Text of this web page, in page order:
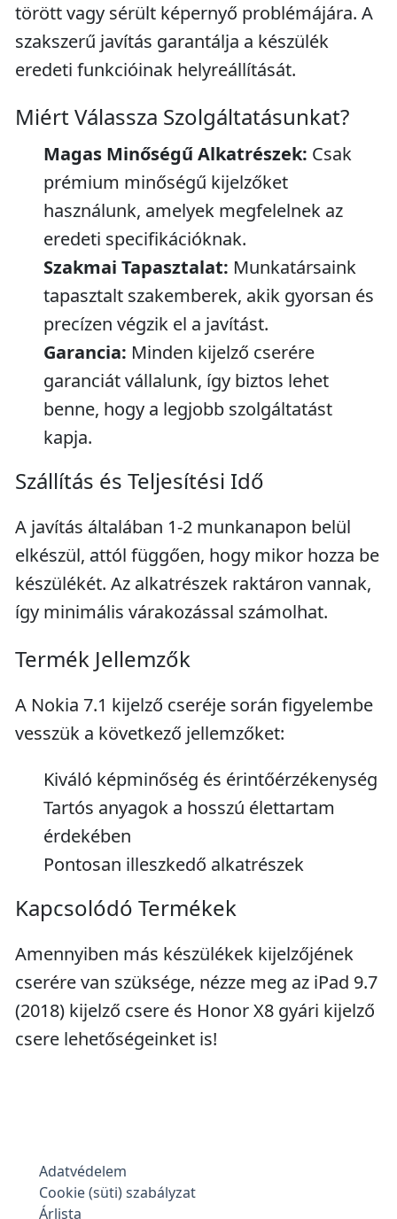
törött vagy sérült képernyő problémájára. A
szakszerű javítás garantálja a készülék
eredeti funkcióinak helyreállítását.
Miért Válassza Szolgáltatásunkat?
Magas Minőségű Alkatrészek: Csak
prémium minőségű kijelzőket
használunk, amelyek megfelelnek az
eredeti specifikációknak.
Szakmai Tapasztalat: Munkatársaink
tapasztalt szakemberek, akik gyorsan és
precízen végzik el a javítást.
Garancia: Minden kijelző cserére
garanciát vállalunk, így biztos lehet
benne, hogy a legjobb szolgáltatást
kapja.
Szállítás és Teljesítési Idő
A javítás általában 1-2 munkanapon belül
elkészül, attól függően, hogy mikor hozza be
készülékét. Az alkatrészek raktáron vannak,
így minimális várakozással számolhat.
Termék Jellemzők
A Nokia 7.1 kijelző cseréje során figyelembe
vesszük a következő jellemzőket:
Kiváló képminőség és érintőérzékenység
Tartós anyagok a hosszú élettartam
érdekében
Pontosan illeszkedő alkatrészek
Kapcsolódó Termékek
Amennyiben más készülékek kijelzőjének
cserére van szüksége, nézze meg az iPad 9.7
(2018) kijelző csere és Honor X8 gyári kijelző
csere lehetőségeinket is!
Adatvédelem
Cookie (süti) szabályzat
Árlista